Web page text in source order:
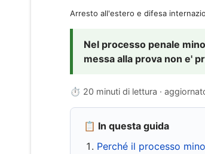
Arresto all'estero e difesa
Nel processo penale
messa alla prova non e'
⏱ 20 minuti di lettura ·
📋 In questa guida
Perché il processo